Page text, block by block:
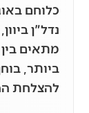
כלוחם
נדל"ן
מתאים
ביותר,
להצלחת